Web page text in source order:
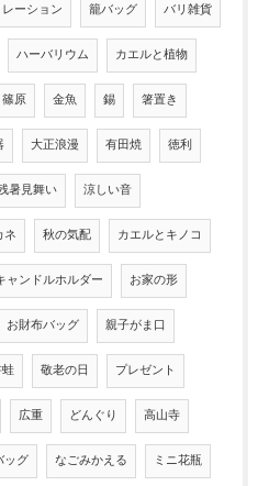
ーション 籠バッグ バリ雑貨
ハーバリウム カエルと植物
篠原 金魚 錫 箸置き
大正浪漫 有田焼 徳利
暑見舞い 涼しい音
ネ 秋の気配 カエルとキノコ
ャンドルホルダー お家の形
お財布バッグ 親子がま口
敬老の日 プレゼント
広重 どんぐり 高山寺
ッグ なごみかえる ミニ花瓶